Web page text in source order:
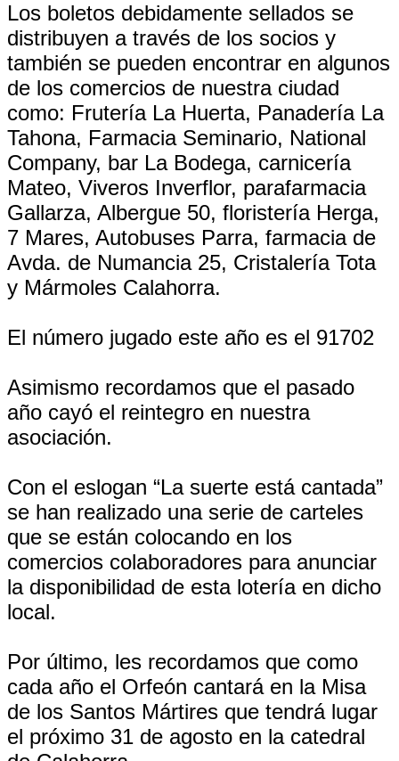
Los boletos debidamente sellados se
distribuyen a través de los socios y
también se pueden encontrar en algunos
de los comercios de nuestra ciudad
como: Frutería La Huerta, Panadería La
Tahona, Farmacia Seminario, National
Company, bar La Bodega, carnicería
Mateo, Viveros Inverflor, parafarmacia
Gallarza, Albergue 50, floristería Herga,
7 Mares, Autobuses Parra, farmacia de
Avda. de Numancia 25, Cristalería Tota
y Mármoles Calahorra.
El número jugado este año es el 91702
Asimismo recordamos que el pasado
año cayó el reintegro en nuestra
asociación.
Con el eslogan “La suerte está cantada”
se han realizado una serie de carteles
que se están colocando en los
comercios colaboradores para anunciar
la disponibilidad de esta lotería en dicho
local.
Por último, les recordamos que como
cada año el Orfeón cantará en la Misa
de los Santos Mártires que tendrá lugar
el próximo 31 de agosto en la catedral